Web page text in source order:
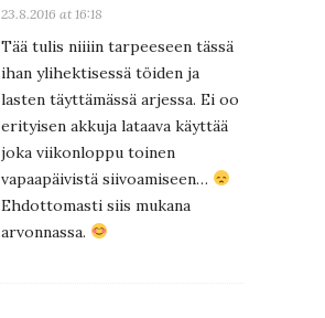
23.8.2016 at 16:18
Tää tulis niiiin tarpeeseen tässä
ihan ylihektisessä töiden ja
lasten täyttämässä arjessa. Ei oo
erityisen akkuja lataava käyttää
joka viikonloppu toinen
vapaapäivistä siivoamiseen…
Ehdottomasti siis mukana
arvonnassa.